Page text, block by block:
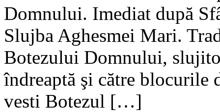
Domnului. Imediat după
Slujba Aghesmei Mari.
Botezului Domnului,
îndreaptă şi către blocurile
vesti Botezul […]